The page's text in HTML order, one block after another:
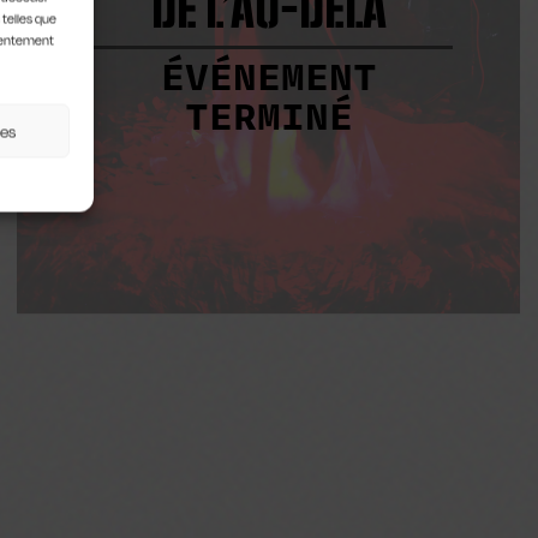
que
ÉVÉNEMENT
TERMINÉ